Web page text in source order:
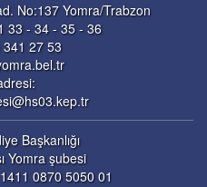
No:137 Yomra/Trabzon
33 - 34 - 35 - 36
27 53
Başkanlığı
Yomra şubesi
0870 5050 01